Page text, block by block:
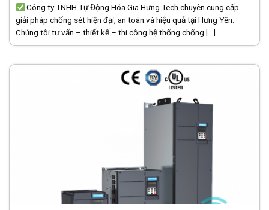
Công ty TNHH Tự Động Hóa Gia Hưng Tech chuyên cung cấp
giải pháp chống sét hiện đại, an toàn và hiệu quả tại Hưng Yên.
Chúng tôi tư vấn – thiết kế – thi công hệ thống chống [...]